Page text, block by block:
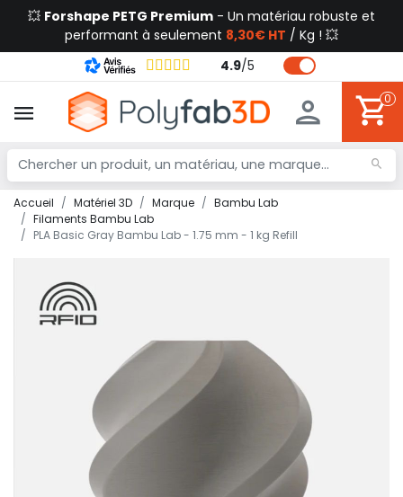
💥 Forshape PETG Premium - Un matériau robuste et
performant à seulement 8,30€ HT / Kg ! 💥
4.9/5
0
Accueil Matériel 3D Marque
Bambu Lab
Filaments Bambu Lab
PLA Basic Gray Bambu Lab - 1.75 mm - 1 kg Refill